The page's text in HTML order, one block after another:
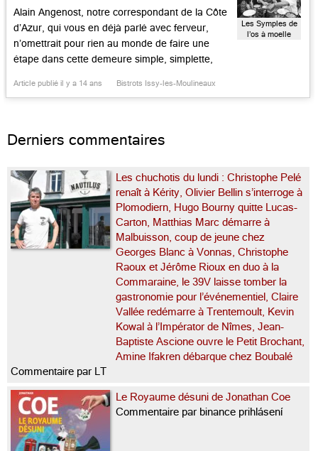
Alain Angenost, notre correspondant de la Côte
d’Azur, qui vous en déjà parlé avec ferveur,
n’omettrait pour rien au monde de faire une
étape dans cette demeure simple, simplette,
chez à la maison. Aux commandes: Charles
Article publié il y a 14 ans Bistrots Issy-les-Moulineaux
Les Symples de
l’os à moelle
Derniers commentaires
Les chuchotis du lundi : Christophe Pelé
renaît à Kérity, Olivier Bellin s’interroge à
Plomodiern, Hugo Bourny quitte Lucas-
Carton, Matthias Marc démarre à
Malbuisson, coup de jeune chez
Georges Blanc à Vonnas, Christophe
Raoux et Jérôme Rioux en duo à la
Commaraine, le 39V laisse tomber la
gastronomie pour l’événementiel, Claire
Vallée redémarre à Trentemoult, Kevin
Kowal à l’Impérator de Nîmes, Jean-
Baptiste Ascione ouvre le Petit Brochant,
Amine Ifakren débarque chez Boubalé
Commentaire par LT
Le Royaume désuni de Jonathan Coe
Commentaire par binance prihlásení